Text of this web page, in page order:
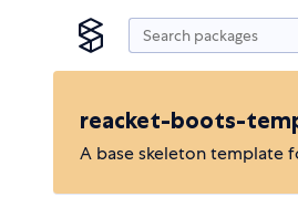
reacket-boots-
A base skeleton template